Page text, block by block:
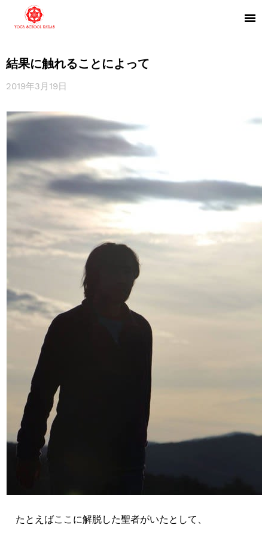
結果に触れることによって
2019年3月19日
たとえばここに解脱した聖者がいたとして、